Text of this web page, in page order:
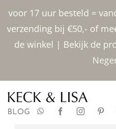
voor 17 uur besteld =
verzending bij €50,- of
de winkel | Bekijk de
inhoud
BLOG